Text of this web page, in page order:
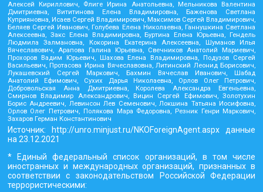
Алексей Кириллович, Флиге Ирина Анатольевна, Мельникова Валентина
Дмитриевна, Вититинова Елена Владимировна, Баженова Светлана
Куприяновна, Исаев Сергей Владимирович, Максимов Сергей Владимирович,
Беляев Сергей Иванович, Голубева Елена Николаевна, Ганнушкина Светлана
Алексеевна, Закс Елена Владимировна, Буртина Елена Юрьевна, Гендель
Людмила Залмановна, Кокорина Екатерина Алексеевна, Шуманов Илья
Вячеславович, Арапова Галина Юрьевна, Свечников Анатолий Мариевич,
Прохоров Вадим Юрьевич, Шахова Елена Владимировна, Подузов Сергей
Васильевич, Протасова Ирина Вячеславовна, Литинский Леонид Борисович,
Лукашевский Сергей Маркович, Бахмин Вячеслав Иванович, Шабад
Анатолий Ефимович, Сухих Дарья Николаевна, Орлов Олег Петрович,
Добровольская Анна Дмитриевна, Королева Александра Евгеньевна,
Смирнов Владимир Александрович, Вицин Сергей Ефимович, Золотухин
Борис Андреевич, Левинсон Лев Семенович, Локшина Татьяна Иосифовна,
Орлов Олег Петрович, Полякова Мара Федоровна, Резник Генри Маркович,
Захаров Герман Константинович
Источник: http://unro.minjust.ru/NKOForeignAgent.aspx данные
на 23.12.2021
* Единый федеральный список организаций, в том числе
иностранных и международных организаций, признанных в
соответствии с законодательством Российской Федерации
террористическими: